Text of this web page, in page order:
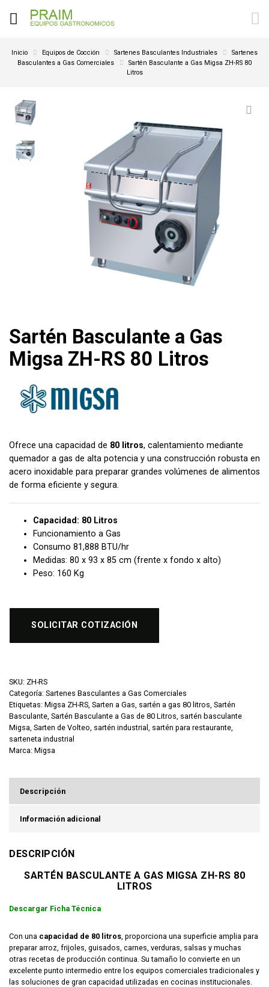
Inicio Equipos de Cocción Sartenes Basculantes Industriales
Sartenes
Basculantes a Gas Comerciales
Sartén Basculante a Gas Migsa ZH-RS 80
Litros
Sartén Basculante a Gas
Migsa ZH-RS 80 Litros
Ofrece una capacidad de 80 litros, calentamiento mediante
quemador a gas de alta potencia y una construcción robusta en
acero inoxidable para preparar grandes volúmenes de alimentos
de forma eficiente y segura.
Capacidad: 80 Litros
Funcionamiento a Gas
Consumo 81,888 BTU/hr
Medidas: 80 x 93 x 85 cm (frente x fondo x alto)
Peso: 160 Kg
SOLICITAR COTIZACIÓN
SKU: ZH-RS
Categoría: Sartenes Basculantes a Gas Comerciales
Etiquetas: Migsa ZH-RS, Sarten a Gas, sartén a gas 80 litros, Sartén
Basculante, Sartén Basculante a Gas de 80 Litros, sartén basculante
Migsa, Sarten de Volteo, sartén industrial , sartén para restaurante,
sarteneta industrial
Marca: Migsa
Descripción
Información adicional
DESCRIPCIÓN
SARTÉN BASCULANTE A GAS MIGSA ZH-RS 80
LITROS
Descargar Ficha Técnica
Con una capacidad de 80 litros , proporciona una superficie amplia para
preparar arroz, frijoles, guisados, carnes, verduras, salsas y muchas
otras recetas de producción continua. Su tamaño lo convierte en un
excelente punto intermedio entre los equipos comerciales tradicionales y
las soluciones de gran capacidad utilizadas en cocinas institucionales.